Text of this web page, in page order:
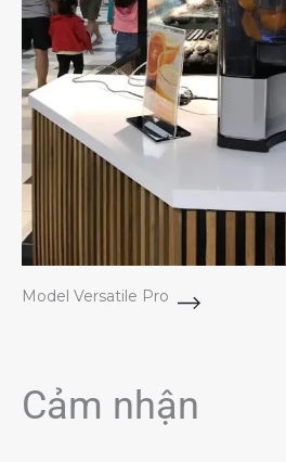
Model Versatile Pro
Cảm nhận